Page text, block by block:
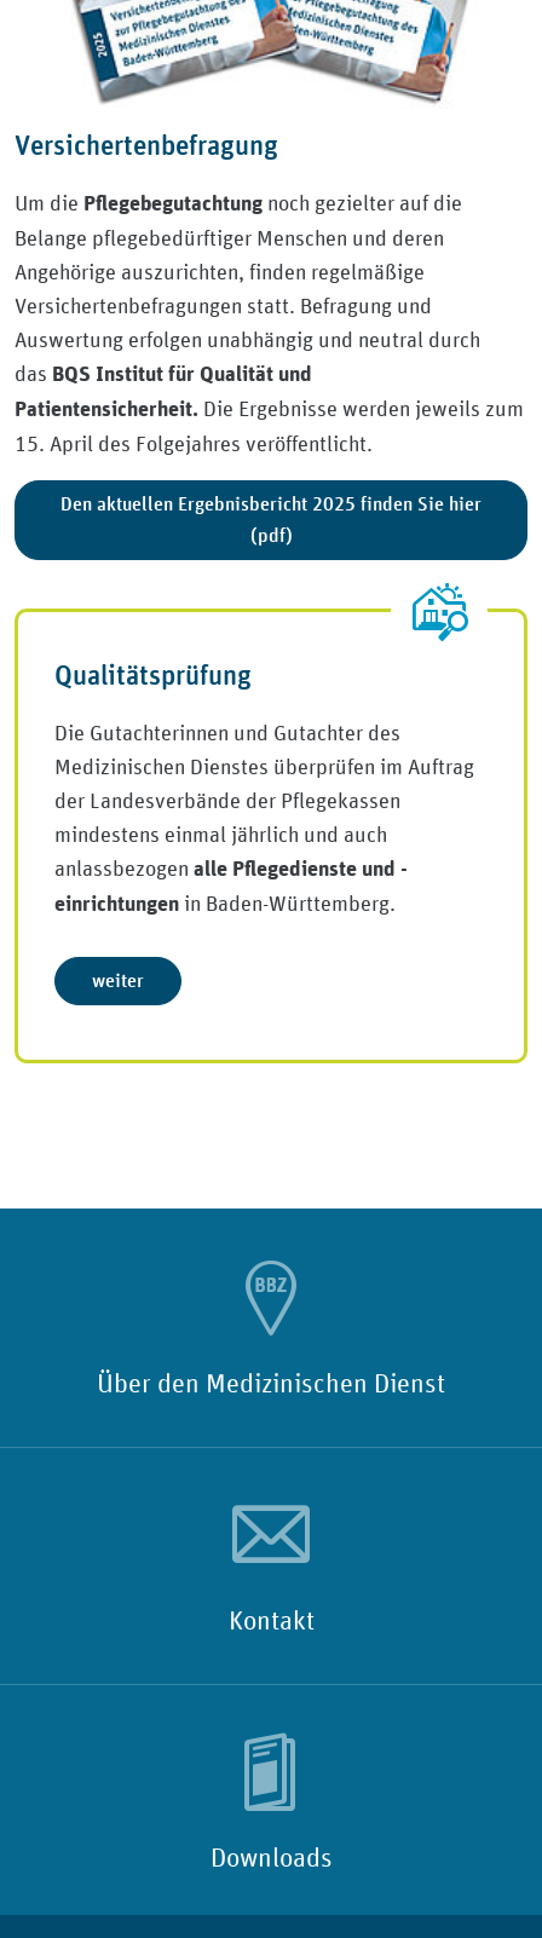
Versichertenbefragung
Um die Pflegebegutachtung noch gezielter auf die
Belange pflegebedürftiger Menschen und deren
Angehörige auszurichten, finden regelmäßige
Versichertenbefragungen statt. Befragung und
Auswertung erfolgen unabhängig und neutral durch
das BQS Institut für Qualität und
Patientensicherheit. Die Ergebnisse werden jeweils zum
15. April des Folgejahres veröffentlicht.
Den aktuellen Ergebnisbericht 2025 finden Sie hier
(pdf)
Qualitätsprüfung
Die Gutachterinnen und Gutachter des
Medizinischen Dienstes überprüfen im Auftrag
der Landesverbände der Pflegekassen
mindestens einmal jährlich und auch
anlassbezogen alle Pflegedienste und -
einrichtungen in Baden-Württemberg.
weiter
Über den Medizinischen Dienst
Kontakt
Downloads